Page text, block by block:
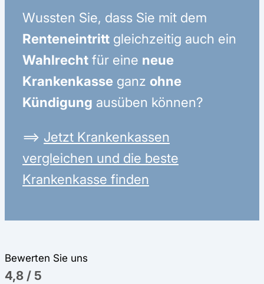
Wussten Sie, dass Sie mit dem
Renteneintritt gleichzeitig auch ein
Wahlrecht für eine neue
Krankenkasse ganz ohne
Kündigung ausüben können?
⟹ Jetzt Krankenkassen
vergleichen und die beste
Krankenkasse finden
Bewerten Sie uns
4,8 / 5